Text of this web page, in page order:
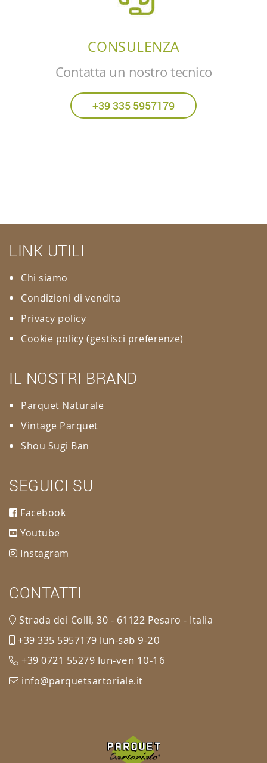
CONSULENZA
Contatta un nostro tecnico
+39 335 5957179
LINK UTILI
Chi siamo
Condizioni di vendita
Privacy policy
Cookie policy (gestisci preferenze)
IL NOSTRI BRAND
Parquet Naturale
Vintage Parquet
Shou Sugi Ban
SEGUICI SU
Facebook
Youtube
Instagram
CONTATTI
Strada dei Colli, 30 - 61122 Pesaro - Italia
+39 335 5957179 lun-sab 9-20
+39 0721 55279 lun-ven 10-16
info@parquetsartoriale.it